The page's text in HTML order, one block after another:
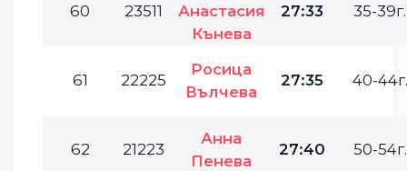
60 23511
Анастасия
Кънева
27:33 35-39г.
61 22225
Росица
Вълчева
27:35 40-44г.
62 21223
Анна
Пенева
27:40 50-54г.